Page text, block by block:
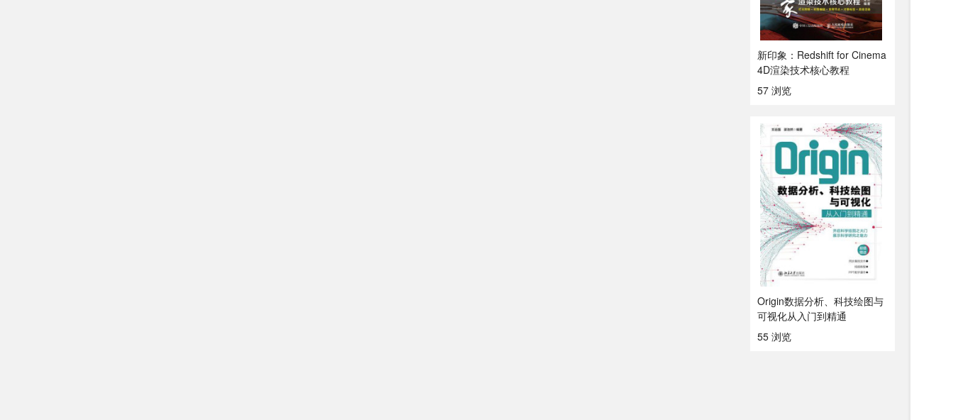
新印象：Redshift for Cinema
4D渲染技术核心教程
57 浏览
Origin数据分析、科技绘图与
可视化从入门到精通
55 浏览